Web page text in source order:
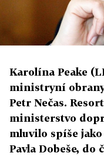
Karolína Peake
ministryní
Petr Nečas.
ministerstvo
mluvilo spíše
Pavla Dobeše, do